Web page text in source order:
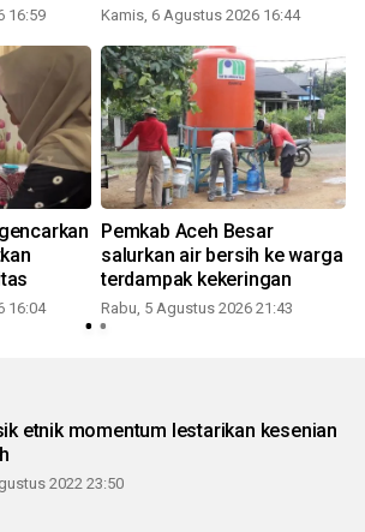
16:59 Kamis, 6 Agustus 2026 16:44
16:04
Pemkab Aceh Besar
salurkan air bersih ke warga
terdampak kekeringan
Rabu, 5 Agustus 2026 21:43
etnik momentum lestarikan kesenian
2022 23:50